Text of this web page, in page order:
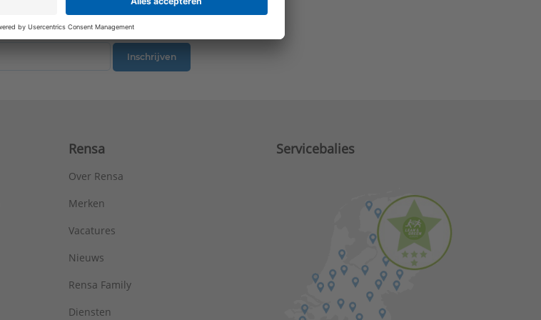
Inschrijven
Rensa
Over Rensa
Merken
Vacatures
Nieuws
Rensa Family
Diensten
Servicebalies